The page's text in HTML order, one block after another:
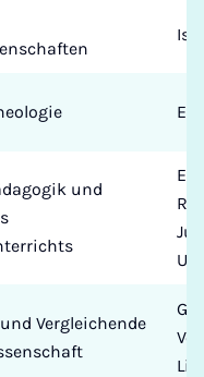
und
Vergleichende